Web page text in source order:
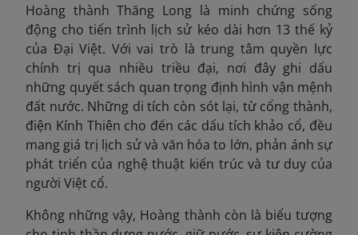
Hoàng thành Thăng Long là minh chứng sống
động cho tiến trình lịch sử kéo dài hơn 13 thế kỷ
của Đại Việt. Với vai trò là trung tâm quyền lực
chính trị qua nhiều triều đại, nơi đây ghi dấu
những quyết sách quan trọng định hình vận mệnh
đất nước. Những di tích còn sót lại, từ cổng thành,
điện Kính Thiên cho đến các dấu tích khảo cổ, đều
mang giá trị lịch sử và văn hóa to lớn, phản ánh sự
phát triển của nghệ thuật kiến trúc và tư duy của
người Việt cổ.
Không những vậy, Hoàng thành còn là biểu tượng